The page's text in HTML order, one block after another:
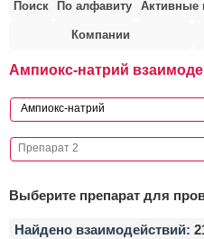
Поиск По алфавиту Активные
Компании
Ампиокс-натрий
Выберите препарат для
Найдено взаимодействий: